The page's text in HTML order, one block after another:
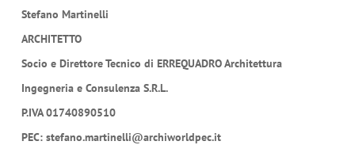
Stefano Martinelli
ARCHITETTO
Socio e Direttore Tecnico di ERREQUADRO Architettura
Ingegneria e Consulenza S.R.L.
P.IVA 01740890510
PEC: stefano.martinelli@archiworldpec.it